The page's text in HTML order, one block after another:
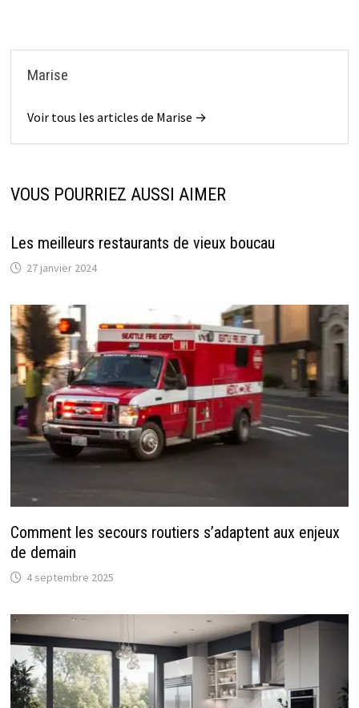
Marise
Voir tous les articles de Marise →
VOUS POURRIEZ AUSSI AIMER
Les meilleurs restaurants de vieux boucau
27 janvier 2024
Comment les secours routiers s’adaptent aux enjeux
de demain
4 septembre 2025